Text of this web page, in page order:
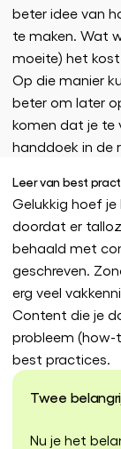
beter idee van
te maken. Wat
moeite) het
Op die manier
beter om later
komen dat je te
handdoek in de
Leer van best
Gelukkig hoef
doordat er
behaald met
geschreven.
erg veel
Content die je
probleem (how-
best practices.
Twee
Nu je het